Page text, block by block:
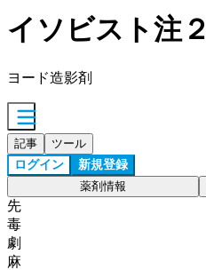
イソビスト注
ヨード造影剤
記事 ツール
ログイン 新規登録
薬剤情報
先
毒
劇
麻